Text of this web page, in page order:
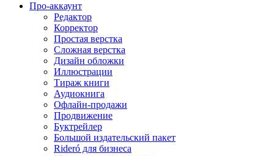
Про-аккаунт
Редактор
Корректор
Простая верстка
Сложная верстка
Дизайн обложки
Иллюстрации
Тираж книги
Аудиокнига
Офлайн-продажи
Продвижение
Буктрейлер
Большой издательский пакет
Rideró для бизнеса